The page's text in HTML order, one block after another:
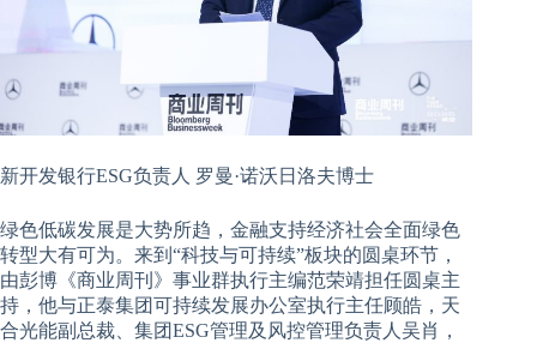
新开发银行ESG负责人 罗曼·诺沃日洛夫博士
绿色低碳发展是大势所趋，金融支持经济社会全面绿色
转型大有可为。来到“科技与可持续”板块的圆桌环节，
由彭博《商业周刊》事业群执行主编范荣靖担任圆桌主
持，他与正泰集团可持续发展办公室执行主任顾皓，天
合光能副总裁、集团ESG管理及风控管理负责人吴肖，